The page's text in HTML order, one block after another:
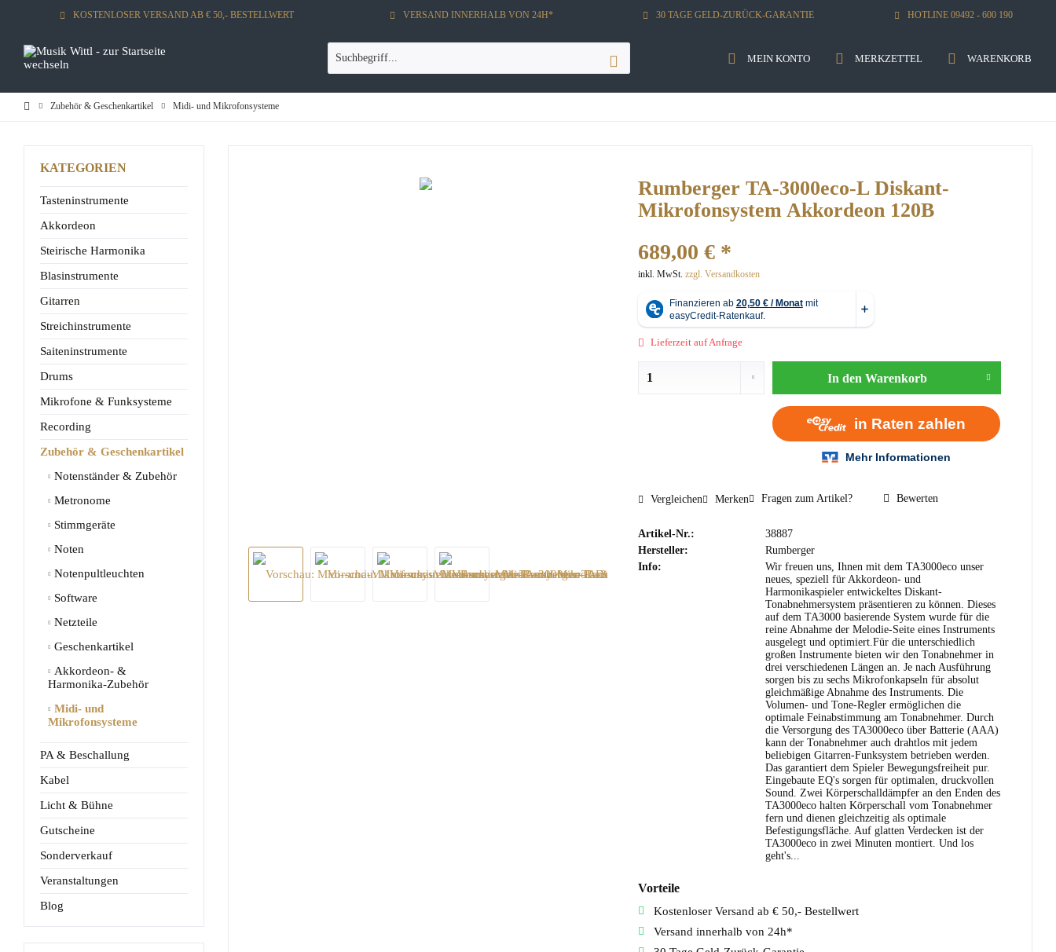
KOSTENLOSER VERSAND AB € 50,- BESTELLWERT VERSAND INNERHALB VON 24H* 30 TAGE GELD-ZURÜCK-GARANTIE HOTLINE 09492 - 600 190
WARENKORB
MERKZETTEL
MEIN KONTO
Zubehör & Geschenkartikel Midi- und Mikrofonsysteme
KATEGORIEN
Tasteninstrumente
Akkordeon
Steirische Harmonika
Blasinstrumente
Gitarren
Streichinstrumente
Saiteninstrumente
Drums
Mikrofone & Funksysteme
Recording
Zubehör & Geschenkartikel
Notenständer & Zubehör
Metronome
Stimmgeräte
Noten
Notenpultleuchten
Software
Netzteile
Geschenkartikel
Akkordeon- &
Harmonika-Zubehör
Midi- und
Mikrofonsysteme
PA & Beschallung
Kabel
Licht & Bühne
Gutscheine
Sonderverkauf
Veranstaltungen
Blog
Rumberger TA-3000eco-L Diskant-
Mikrofonsystem Akkordeon 120B
689,00 € *
inkl. MwSt. zzgl. Versandkosten
Lieferzeit auf Anfrage
In den Warenkorb
Vergleichen Merken Fragen zum Artikel? Bewerten
Artikel-Nr.:
38887
Hersteller:
Rumberger
Info:
Wir freuen uns, Ihnen mit dem TA3000eco unser
neues, speziell für Akkordeon- und
Harmonikaspieler entwickeltes Diskant-
Tonabnehmersystem präsentieren zu können. Dieses
auf dem TA3000 basierende System wurde für die
reine Abnahme der Melodie-Seite eines Instruments
ausgelegt und optimiert.Für die unterschiedlich
großen Instrumente bieten wir den Tonabnehmer in
drei verschiedenen Längen an. Je nach Ausführung
sorgen bis zu sechs Mikrofonkapseln für absolut
gleichmäßige Abnahme des Instruments. Die
Volumen- und Tone-Regler ermöglichen die
optimale Feinabstimmung am Tonabnehmer. Durch
die Versorgung des TA3000eco über Batterie (AAA)
kann der Tonabnehmer auch drahtlos mit jedem
beliebigen Gitarren-Funksystem betrieben werden.
Das garantiert dem Spieler Bewegungsfreiheit pur.
Eingebaute EQ's sorgen für optimalen, druckvollen
Sound. Zwei Körperschalldämpfer an den Enden des
TA3000eco halten Körperschall vom Tonabnehmer
fern und dienen gleichzeitig als optimale
Befestigungsfläche. Auf glatten Verdecken ist der
TA3000eco in zwei Minuten montiert. Und los
geht's...
Vorteile
Kostenloser Versand ab € 50,- Bestellwert
Versand innerhalb von 24h*